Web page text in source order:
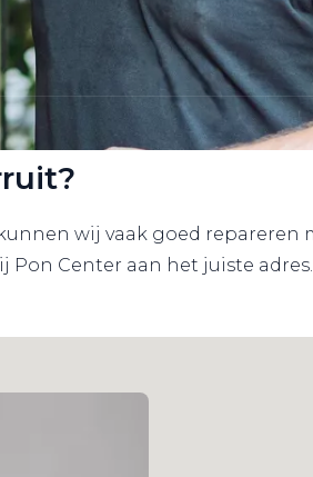
wij vaak goed repareren
Pon Center aan het juiste adres.